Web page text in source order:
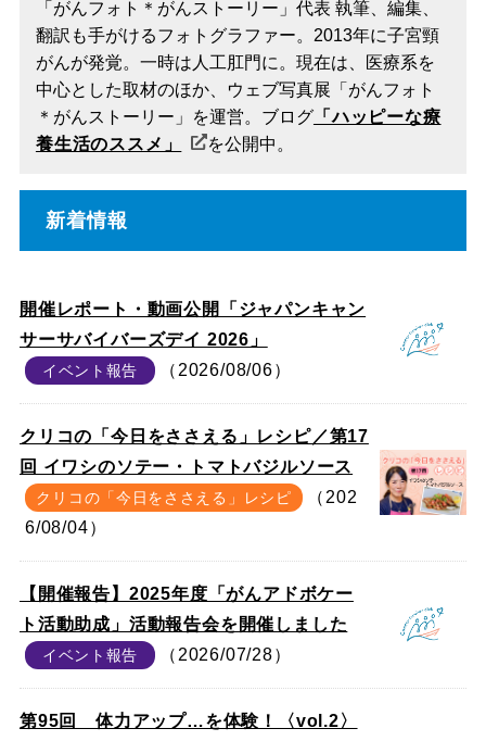
「がんフォト＊がんストーリー」代表 執筆、編集、
翻訳も手がけるフォトグラファー。2013年に子宮頸
がんが発覚。一時は人工肛門に。現在は、医療系を
中心とした取材のほか、ウェブ写真展「がんフォト
＊がんストーリー」を運営。ブログ「ハッピーな療
養生活のススメ」
を公開中。
新着情報
開催レポート・動画公開「ジャパンキャン
サーサバイバーズデイ 2026」
イベント報告 （2026/08/06）
クリコの「今日をささえる」レシピ／第17
回 イワシのソテー・トマトバジルソース
クリコの「今日をささえる」レシピ
（202
6/08/04）
【開催報告】2025年度「がんアドボケー
ト活動助成」活動報告会を開催しました
イベント報告 （2026/07/28）
第95回 体力アップ…を体験！〈vol.2〉